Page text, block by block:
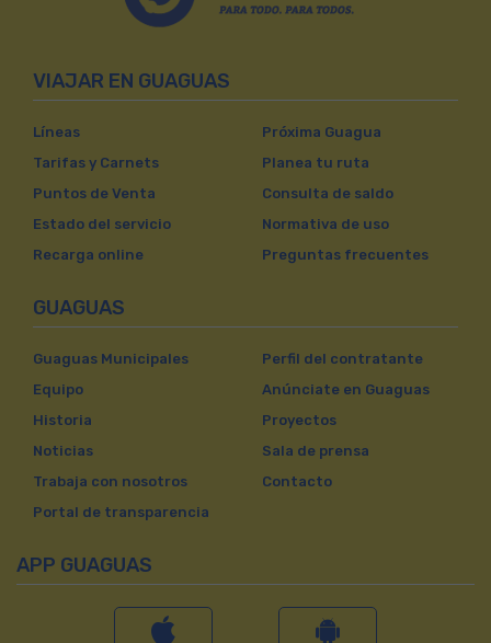
VIAJAR EN GUAGUAS
Líneas
Tarifas y Carnets
Puntos de Venta
Estado del servicio
Recarga online
Próxima Guagua
Planea tu ruta
Consulta de saldo
Normativa de uso
Preguntas frecuentes
GUAGUAS
Guaguas Municipales
Equipo
Historia
Noticias
Trabaja con nosotros
Portal de transparencia
Perfil del contratante
Anúnciate en Guaguas
Proyectos
Sala de prensa
Contacto
APP GUAGUAS